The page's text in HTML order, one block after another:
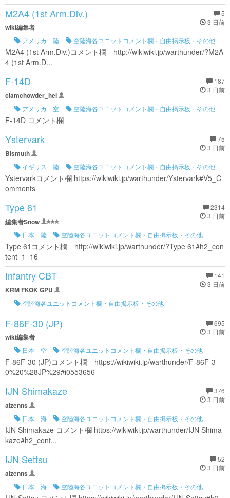
5
3 日前
M2A4 (1st Arm.Div.)
wiki編集者
アメリカ 陸 空陸海各ユニットコメント欄・自由掲示板・その他
M2A4 (1st Arm.Div.)コメント欄 http://wikiwiki.jp/warthunder/?M2A
4 (1st Arm.D...
187
3 日前
F-14D
clamchowder_hei
アメリカ 空 空陸海各ユニットコメント欄・自由掲示板・その他
F-14D コメント欄
75
3 日前
Ystervark
Bismuth
イギリス 陸 空陸海各ユニットコメント欄・自由掲示板・その他
Ystervarkコメント欄 https://wikiwiki.jp/warthunder/Ystervark#V5_C
omments
2314
3 日前
Type 61
編集者Snow
日本 陸 空陸海各ユニットコメント欄・自由掲示板・その他
Type 61コメント欄 http://wikiwiki.jp/warthunder/?Type 61#h2_con
tent_1_16
141
3 日前
Infantry CBT
KRM FKOK GPU
空陸海各ユニットコメント欄・自由掲示板・その他
695
3 日前
F-86F-30 (JP)
wiki編集者
日本 空 空陸海各ユニットコメント欄・自由掲示板・その他
F-86F-30 (JP)コメント欄 https://wikiwiki.jp/warthunder/F-86F-3
0%20%28JP%29#i0553656
376
3 日前
IJN Shimakaze
aizenns
日本 海 空陸海各ユニットコメント欄・自由掲示板・その他
IJN Shimakaze コメント欄 https://wikiwiki.jp/warthunder/IJN Shima
kaze#h2_cont...
52
3 日前
IJN Settsu
aizenns
日本 海 空陸海各ユニットコメント欄・自由掲示板・その他